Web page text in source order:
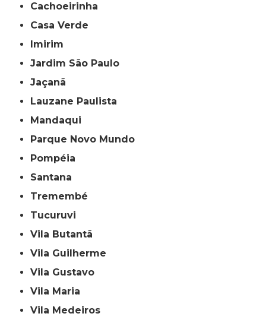
Cachoeirinha
Casa Verde
Imirim
Jardim São Paulo
Jaçanã
Lauzane Paulista
Mandaqui
Parque Novo Mundo
Pompéia
Santana
Tremembé
Tucuruvi
Vila Butantã
Vila Guilherme
Vila Gustavo
Vila Maria
Vila Medeiros